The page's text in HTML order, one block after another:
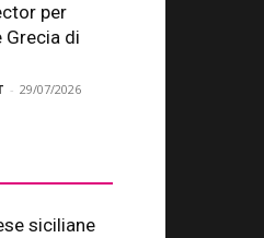
per
Grecia di
- 29/07/2026
siciliane